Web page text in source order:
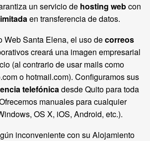
un servicio de hosting webcon
en transferencia de datos.
Web Santa Elena, el uso decorreos
creará una imagen empresarial
(al contrario de usar mails como
o hotmail.com). Configuramos sus
telefónicadesde Quito para toda
manuales para cualquier
OS X, iOS, Android, etc.).
inconveniente con su Alojamiento